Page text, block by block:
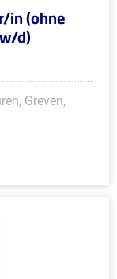
in (ohne
d)
Greven,